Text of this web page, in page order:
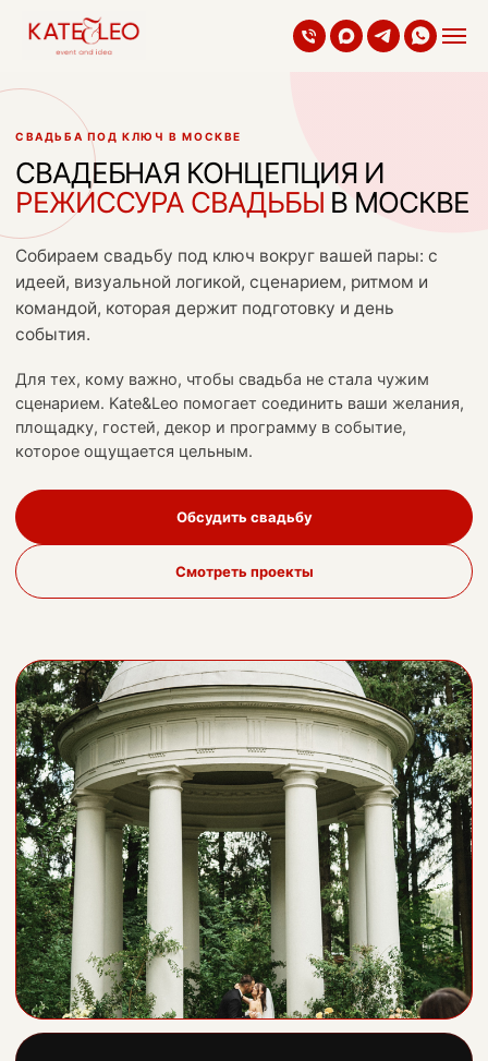
Kate&Leo
СВАДЬБА ПОД КЛЮЧ В МОСКВЕ
СВАДЕБНАЯ КОНЦЕПЦИЯ И
РЕЖИССУРА СВАДЬБЫ В МОСКВЕ
Собираем свадьбу под ключ вокруг вашей пары: с
идеей, визуальной логикой, сценарием, ритмом и
командой, которая держит подготовку и день
события.
Для тех, кому важно, чтобы свадьба не стала чужим
сценарием. Kate&Leo помогает соединить ваши желания,
площадку, гостей, декор и программу в событие,
которое ощущается цельным.
Обсудить свадьбу
Смотреть проекты